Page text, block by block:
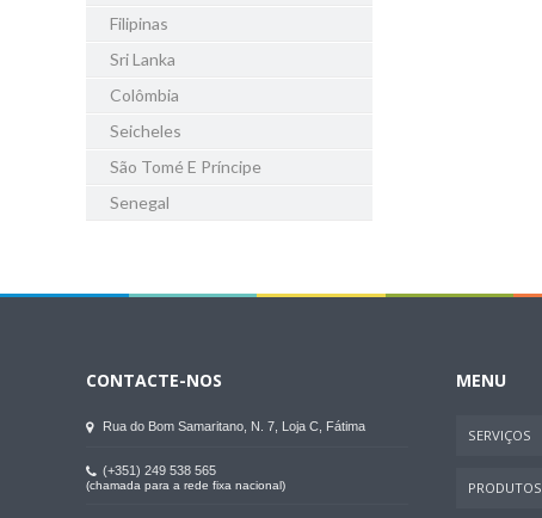
Filipinas
Sri Lanka
Colômbia
Seicheles
São Tomé E Príncipe
Senegal
CONTACTE-NOS
Rua do Bom Samaritano, N. 7, Loja C, Fátima
(+351) 249 538 565
(chamada para a rede fixa nacional)
MENU
SERVIÇOS
PRODUTOS